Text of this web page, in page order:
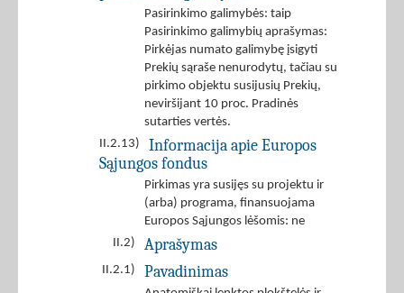
Pasirinkimo galimybės: taip
Pasirinkimo galimybių aprašymas:
Pirkėjas numato galimybę įsigyti
Prekių sąraše nenurodytų, tačiau su
pirkimo objektu susijusių Prekių,
neviršijant 10 proc. Pradinės
sutarties vertės.
II.2.13)
Informacija apie Europos
Sąjungos fondus
Pirkimas yra susijęs su projektu ir
(arba) programa, finansuojama
Europos Sąjungos lėšomis: ne
II.2)
Aprašymas
II.2.1) Pavadinimas